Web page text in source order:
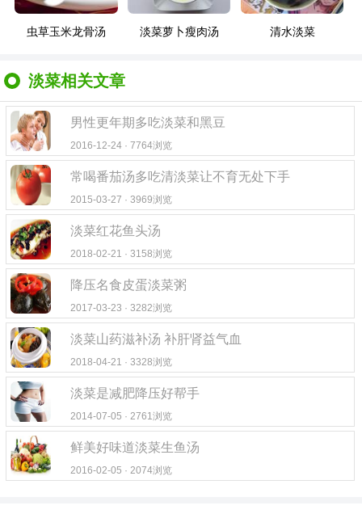
虫草玉米龙骨汤 淡菜萝卜瘦肉汤 清水淡菜
淡菜相关文章
男性更年期多吃淡菜和黑豆
2016-12-24 · 7764浏览
常喝番茄汤多吃清淡菜让不育无处下手
2015-03-27 · 3969浏览
淡菜红花鱼头汤
2018-02-21 · 3158浏览
降压名食皮蛋淡菜粥
2017-03-23 · 3282浏览
淡菜山药滋补汤 补肝肾益气血
2018-04-21 · 3328浏览
淡菜是减肥降压好帮手
2014-07-05 · 2761浏览
鲜美好味道淡菜生鱼汤
2016-02-05 · 2074浏览